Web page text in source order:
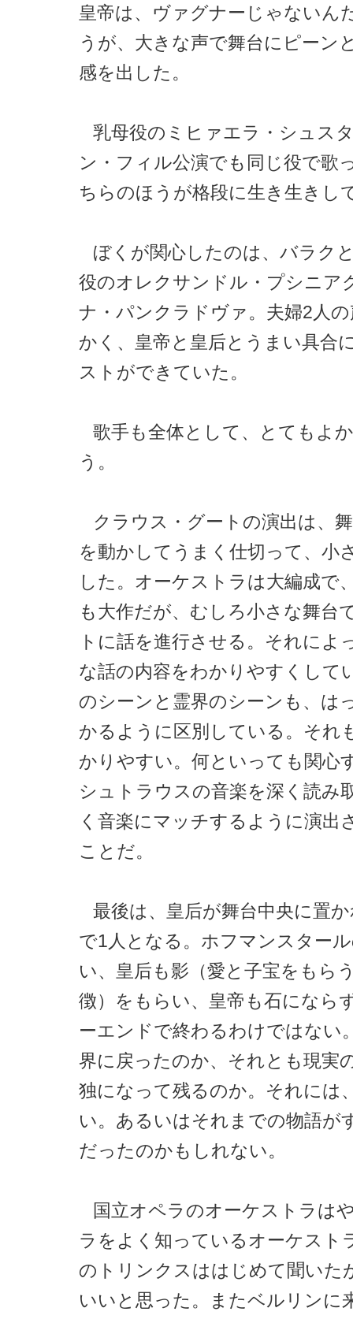
皇帝は、ヴァグナーじゃないん
うが、大きな声で舞台にピーン
感を出した。
乳母役のミヒァエラ・シュス
ン・フィル公演でも同じ役で歌
ちらのほうが格段に生き生きし
ぼくが関心したのは、バラク
役のオレクサンドル・プシニア
ナ・パンクラドヴァ。夫婦2人
かく、皇帝と皇后とうまい具合
ストができていた。
歌手も全体として、とてもよ
う。
クラウス・グートの演出は、
を動かしてうまく仕切って、小
した。オーケストラは大編成で
も大作だが、むしろ小さな舞台
トに話を進行させる。それによ
な話の内容をわかりやすくして
のシーンと霊界のシーンも、は
かるように区別している。それ
かりやすい。何といっても関心
シュトラウスの音楽を深く読み
く音楽にマッチするように演出
ことだ。
最後は、皇后が舞台中央に置
で1人となる。ホフマンスター
い、皇后も影（愛と子宝をもら
徴）をもらい、皇帝も石になら
ーエンドで終わるわけではない
界に戻ったのか、それとも現実
独になって残るのか。それには
い。あるいはそれまでの物語が
だったのかもしれない。
国立オペラのオーケストラは
ラをよく知っているオーケスト
のトリンクスははじめて聞いた
いいと思った。またベルリンに